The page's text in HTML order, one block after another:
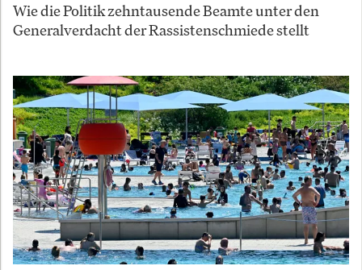
Wie die Politik zehntausende Beamte unter den
Generalverdacht der Rassistenschmiede stellt